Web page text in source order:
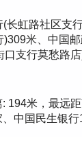
虹路社区
米、中国
支行莫愁路
194米，最远
中国民生银行